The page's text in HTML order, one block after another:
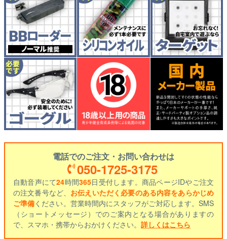
電話でのご注文・お問い合わせは
050-1725-3175
自動音声にて24時間365日受付します。商品ページIDやご注文
の注文番号など、 お伝えいただく必要のある内容をあらかじめ
ご準備ください。営業時間内にスタッフがご対応します。SMS
（ショートメッセージ）でのご案内となる場合がありますの
で、スマホ・携帯からおかけください。 詳しくはこちら